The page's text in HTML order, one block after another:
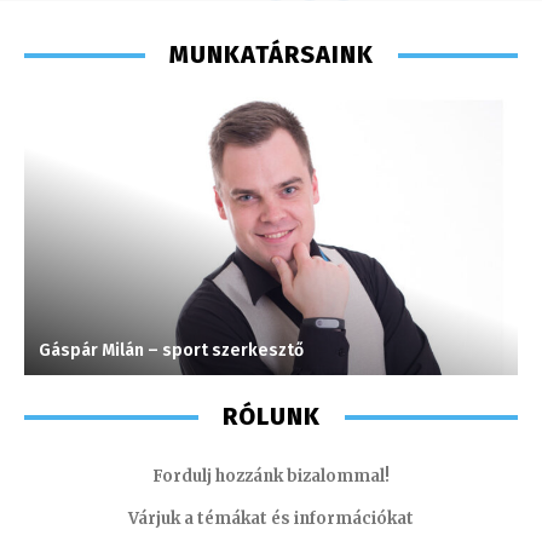
MUNKATÁRSAINK
Gáspár Milán – sport szerkesztő
RÓLUNK
Fordulj hozzánk bizalommal!
Várjuk a témákat és információkat